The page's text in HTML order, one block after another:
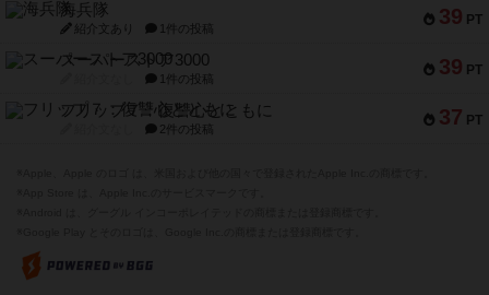
39 PT
海兵隊
紹介文あり 1件の投稿
39 PT
スーパーストア3000
1件の投稿
37 PT
フリップ７：復讐心とともに
2件の投稿